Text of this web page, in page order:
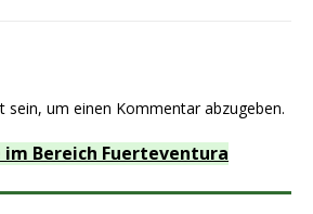
sein, um einen Kommentar abzugeben.
Bereich Fuerteventura